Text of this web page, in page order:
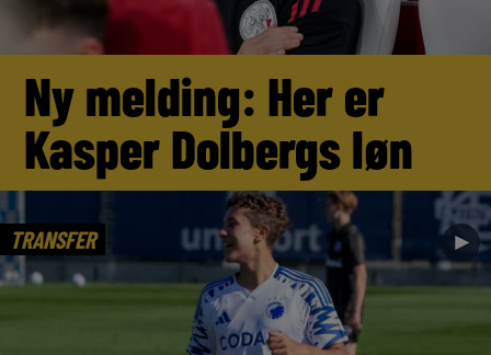
Ny melding: Her er
Kasper Dolbergs løn
TRANSFER ►